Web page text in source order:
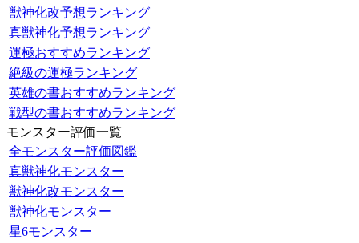
獣神化改予想ランキング
真獣神化予想ランキング
運極おすすめランキング
絶級の運極ランキング
英雄の書おすすめランキング
戦型の書おすすめランキング
モンスター評価一覧
全モンスター評価図鑑
真獣神化モンスター
獣神化改モンスター
獣神化モンスター
星6モンスター